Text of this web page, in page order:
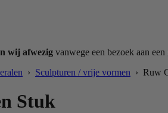
wij afwezig vanwege een bezoek aan
› Sculpturen / vrije vormen › Ruw
Stuk